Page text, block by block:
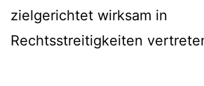
zielgerichtet wirksam in
Rechtsstreitigkeiten